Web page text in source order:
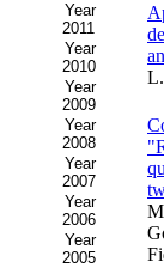
Year
2011
Year
2010
Year
2009
Year
2008
Year
2007
Year
2006
Year
2005